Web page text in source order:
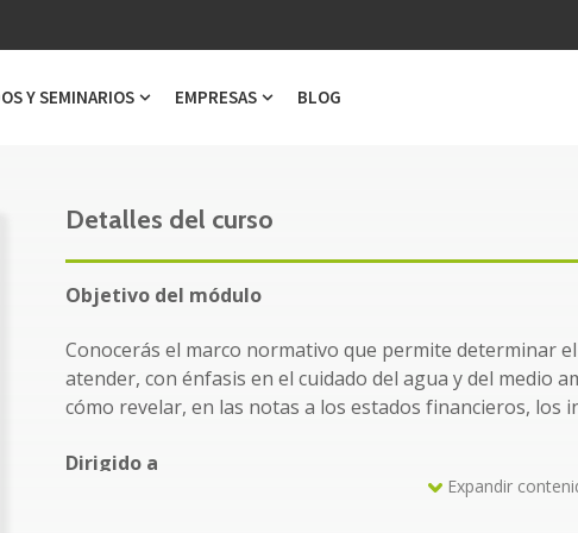
for Cursos
Y SEMINARIOS
Show submenu for Diplomados y Seminarios
EMPRESAS
Show submenu for Empresas
BLOG
Detalles del curso
Objetivo del módulo
Conocerás el marco normativo que permite determinar
atender, con énfasis en el cuidado del agua y del medio
cómo revelar, en las notas a los estados financieros, los
Dirigido a
Expandir